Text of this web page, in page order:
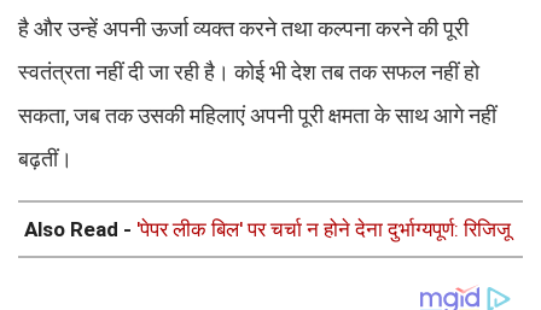
है और उन्हें अपनी ऊर्जा व्यक्त करने तथा कल्पना करने की पूरी
स्वतंत्रता नहीं दी जा रही है। कोई भी देश तब तक सफल नहीं हो
सकता, जब तक उसकी महिलाएं अपनी पूरी क्षमता के साथ आगे नहीं
बढ़तीं।
Also Read - 'पेपर लीक बिल' पर चर्चा न होने देना दुर्भाग्यपूर्ण: रिजिजू